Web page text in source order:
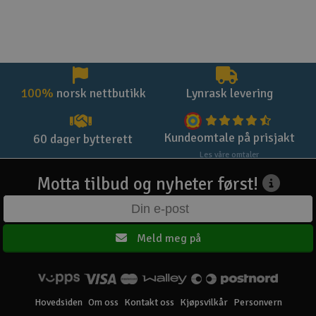
100% norsk nettbutikk Lynrask levering
60 dager bytterett Kundeomtale på prisjakt
Les våre omtaler
Motta tilbud og nyheter først!
Meld meg på
Hovedsiden Om oss Kontakt oss Kjøpsvilkår Personvern